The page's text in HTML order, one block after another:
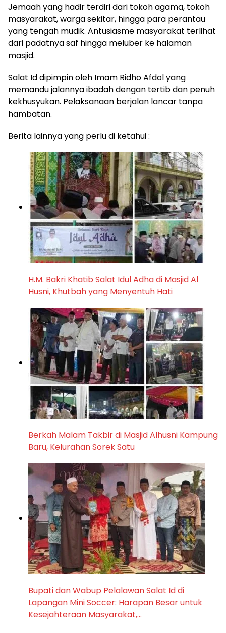
Jemaah yang hadir terdiri dari tokoh agama, tokoh
masyarakat, warga sekitar, hingga para perantau
yang tengah mudik. Antusiasme masyarakat terlihat
dari padatnya saf hingga meluber ke halaman
masjid.
Salat Id dipimpin oleh Imam Ridho Afdol yang
memandu jalannya ibadah dengan tertib dan penuh
kekhusyukan. Pelaksanaan berjalan lancar tanpa
hambatan.
Berita lainnya yang perlu di ketahui :
H.M. Bakri Khatib Salat Idul Adha di Masjid Al
Husni, Khutbah yang Menyentuh Hati
Berkah Malam Takbir di Masjid Alhusni Kampung
Baru, Kelurahan Sorek Satu
Bupati dan Wabup Pelalawan Salat Id di
Lapangan Mini Soccer: Harapan Besar untuk
Kesejahteraan Masyarakat,…